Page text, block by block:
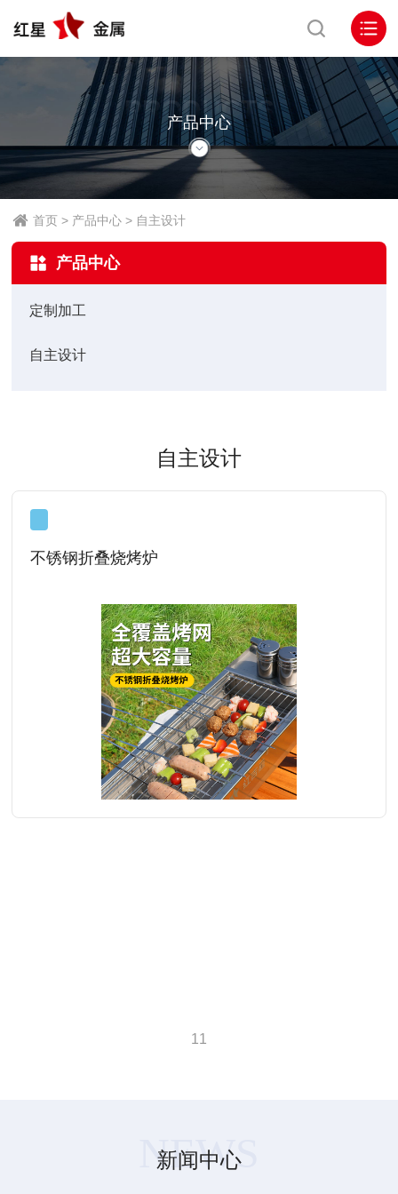
PRODUCTS
产品中心
首页 > 产品中心 > 自主设计
产品中心
定制加工
自主设计
自主设计
不锈钢折叠烧烤炉
1 1
NEWS
新闻中心